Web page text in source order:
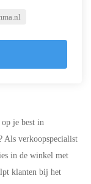
je best in
Als verkoopspecialist
in de winkel met
klanten bij het